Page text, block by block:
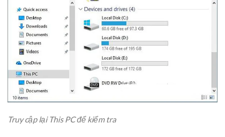
Truy cập lại This PC để kiểm tra